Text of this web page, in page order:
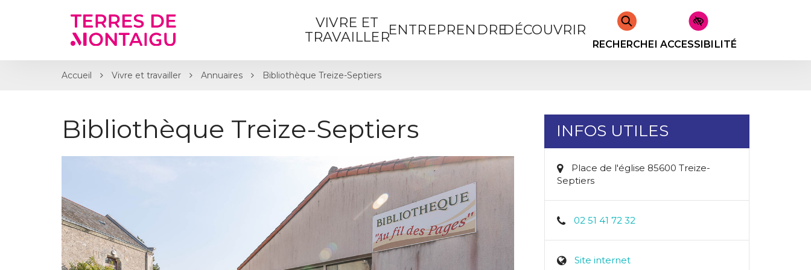
VIVRE ET
TRAVAILLERENTREPRENDREDÉCOUVRIR
RECHERCHERACCESSIBILITÉ
Accueil Vivre et travailler Annuaires Bibliothèque Treize-Septiers
Bibliothèque Treize-Septiers INFOS UTILES
Place de l'église 85600 Treize-
Septiers
02 51 41 72 32
Site internet